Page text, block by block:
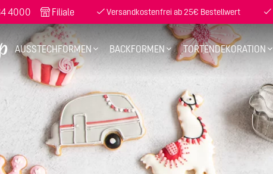
4000 Filiale Versandkostenfrei ab 25€ Bestellwert
AUSSTECHFORMEN BACKFORMEN TORTENDEKORATION